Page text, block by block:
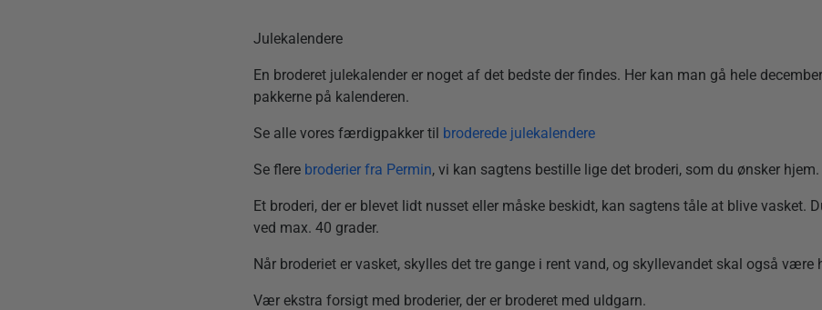
Julekalendere
En broderet julekalender er noget af det bedste der findes. Her kan man gå hele
pakkerne på kalenderen.
Se alle vores færdigpakker til broderede julekalendere
Se flere broderier fra Permin, vi kan sagtens bestille lige det broderi, som du ønsker hjem.
Et broderi, der er blevet lidt nusset eller måske beskidt, kan sagtens tåle at blive
ved max. 40 grader.
Når broderiet er vasket, skylles det tre gange i rent vand, og skyllevandet skal også være
Vær ekstra forsigt med broderier, der er broderet med uldgarn.